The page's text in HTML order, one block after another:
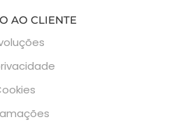
AO CLIENTE